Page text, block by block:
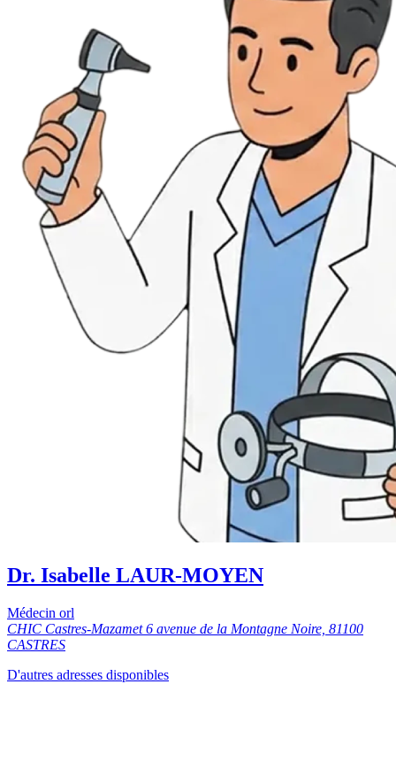
Dr. Isabelle LAUR-MOYEN
Médecin orl
CHIC Castres-Mazamet 6 avenue de la Montagne Noire, 81100
CASTRES
D'autres adresses disponibles